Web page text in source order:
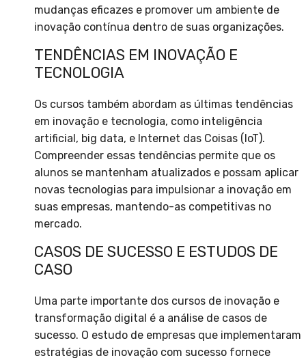
mudanças eficazes e promover um ambiente de
inovação contínua dentro de suas organizações.
TENDÊNCIAS EM INOVAÇÃO E
TECNOLOGIA
Os cursos também abordam as últimas tendências
em inovação e tecnologia, como inteligência
artificial, big data, e Internet das Coisas (IoT).
Compreender essas tendências permite que os
alunos se mantenham atualizados e possam aplicar
novas tecnologias para impulsionar a inovação em
suas empresas, mantendo-as competitivas no
mercado.
CASOS DE SUCESSO E ESTUDOS DE
CASO
Uma parte importante dos cursos de inovação e
transformação digital é a análise de casos de
sucesso. O estudo de empresas que implementaram
estratégias de inovação com sucesso fornece